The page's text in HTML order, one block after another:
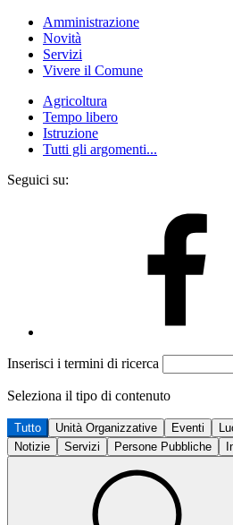
Amministrazione
Novità
Servizi
Vivere il Comune
Agricoltura
Tempo libero
Istruzione
Tutti gli argomenti...
Seguici su:
Inserisci i termini di ricerca
Seleziona il tipo di contenuto
Tutto Unità Organizzative Eventi
Notizie
Servizi Persone Pubbliche